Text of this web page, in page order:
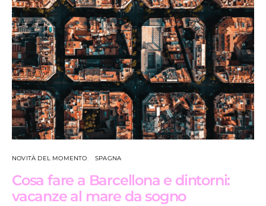
NOVITÀ DEL MOMENTO SPAGNA
Cosa fare a Barcellona e dintorni:
vacanze al mare da sogno